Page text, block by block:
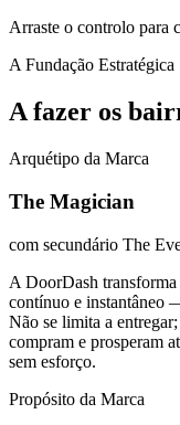
Arraste o controlo para
A Fundação Estratégica
A fazer os
Arquétipo da Marca
The Magician
com secundário The
A DoorDash
contínuo e instantâneo
Não se limita a
compram e prosperam
sem esforço.
Propósito da Marca